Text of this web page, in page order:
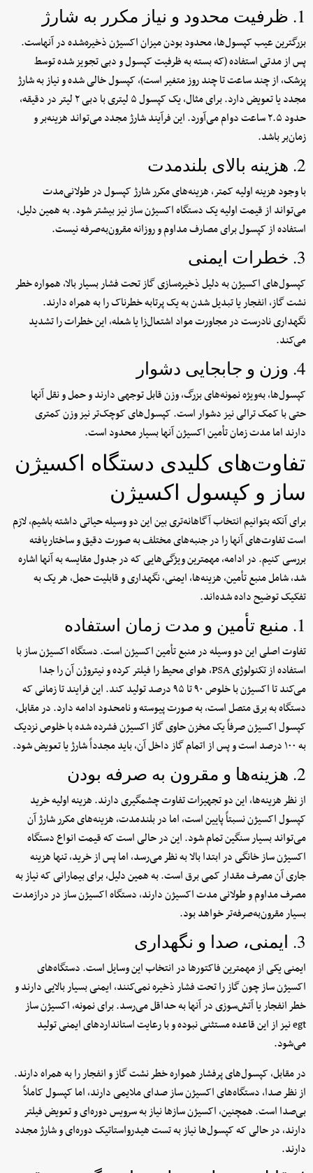
1. ظرفیت محدود و نیاز مکرر به شارژ
بزرگترین عیب کپسول‌ها، محدود بودن میزان اکسیژن ذخیره‌شده در آنهاست.
پس از مدتی استفاده (که بسته به ظرفیت کپسول و دبی تجویز شده توسط
پزشک، از چند ساعت تا چند روز متغیر است)، کپسول خالی شده و نیاز به شارژ
مجدد یا تعویض دارد. برای مثال، یک کپسول ۵ لیتری با دبی ۲ لیتر در دقیقه،
حدود ۲.۵ ساعت دوام می‌آورد. این فرآیند شارژ مجدد می‌تواند هزینه‌بر و
زمان‌بر باشد.
2. هزینه بالای بلندمدت
با وجود هزینه اولیه کمتر، هزینه‌های مکرر شارژ کپسول در طولانی‌مدت
می‌تواند از قیمت اولیه یک دستگاه اکسیژن ساز نیز بیشتر شود. به همین دلیل،
استفاده از کپسول برای مصارف مداوم و روزانه مقرون‌به‌صرفه نیست.
3. خطرات ایمنی
کپسول‌های اکسیژن به دلیل ذخیره‌سازی گاز تحت فشار بسیار بالا، همواره خطر
نشت گاز، انفجار یا تبدیل شدن به یک پرتابه خطرناک را به همراه دارند.
نگهداری نادرست در مجاورت مواد اشتعال‌زا یا شعله، این خطرات را تشدید
می‌کند.
4. وزن و جابجایی دشوار
کپسول‌ها، به‌ویژه نمونه‌های بزرگ، وزن قابل توجهی دارند و حمل و نقل آنها
حتی با کمک ترالی نیز دشوار است. کپسول‌های کوچک‌تر نیز وزن کمتری
دارند اما مدت زمان تأمین اکسیژن آنها بسیار محدود است.
تفاوت‌های کلیدی دستگاه اکسیژن
ساز و کپسول اکسیژن
برای آنکه بتوانیم انتخاب آگاهانه‌تری بین این دو وسیله حیاتی داشته باشیم، لازم
است تفاوت‌های آنها را در جنبه‌های مختلف به صورت دقیق و ساختاریافته
بررسی کنیم. در ادامه، مهمترین ویژگی‌هایی که در جدول مقایسه به آنها اشاره
شد، شامل منبع تأمین، هزینه‌ها، ایمنی، نگهداری و قابلیت حمل، هر یک به
تفکیک توضیح داده شده‌اند.
1. منبع تأمین و مدت زمان استفاده
تفاوت اصلی این دو وسیله در منبع تأمین اکسیژن است. دستگاه اکسیژن ساز با
استفاده از تکنولوژی PSA، هوای محیط را فیلتر کرده و نیتروژن آن را جدا
می‌کند تا اکسیژن با خلوص ۹۰ تا ۹۵ درصد تولید کند. این فرایند تا زمانی که
دستگاه به برق متصل است، به صورت پیوسته و نامحدود ادامه دارد. در مقابل،
کپسول اکسیژن صرفاً یک مخزن حاوی گاز اکسیژن فشرده شده با خلوص نزدیک
به ۱۰۰ درصد است و پس از اتمام گاز داخل آن، باید مجدداً شارژ یا تعویض شود.
2. هزینه‌ها و مقرون به صرفه بودن
از نظر هزینه‌ها، این دو تجهیزات تفاوت چشمگیری دارند. هزینه اولیه خرید
کپسول اکسیژن نسبتاً پایین است، اما در بلندمدت، هزینه‌های مکرر شارژ آن
می‌تواند بسیار سنگین تمام شود. این در حالی است که قیمت انواع دستگاه
اکسیژن ساز خانگی در ابتدا بالا به نظر می‌رسد، اما پس از خرید، تنها هزینه
جاری آن مصرف مقدار کمی برق است. به همین دلیل، برای بیمارانی که نیاز به
مصرف مداوم و طولانی مدت اکسیژن دارند، دستگاه اکسیژن ساز در درازمدت
بسیار مقرون‌به‌صرفه‌تر خواهد بود.
3. ایمنی، صدا و نگهداری
ایمنی یکی از مهمترین فاکتورها در انتخاب این وسایل است. دستگاه‌های
اکسیژن ساز چون گاز را تحت فشار ذخیره نمی‌کنند، ایمنی بسیار بالایی دارند و
خطر انفجار یا آتش‌سوزی در آنها به حداقل می‌رسد. برای نمونه، اکسیژن ساز
egt نیز از این قاعده مستثنی نبوده و با رعایت استانداردهای ایمنی تولید
می‌شود.
در مقابل، کپسول‌های پرفشار همواره خطر نشت گاز و انفجار را به همراه دارند.
از نظر صدا، دستگاه‌های اکسیژن ساز صدای ملایمی دارند، اما کپسول کاملاً
بی‌صدا است. همچنین، اکسیژن سازها نیاز به سرویس دوره‌ای و تعویض فیلتر
دارند، در حالی که کپسول‌ها نیاز به تست هیدرواستاتیک دوره‌ای و شارژ مجدد
دارند.